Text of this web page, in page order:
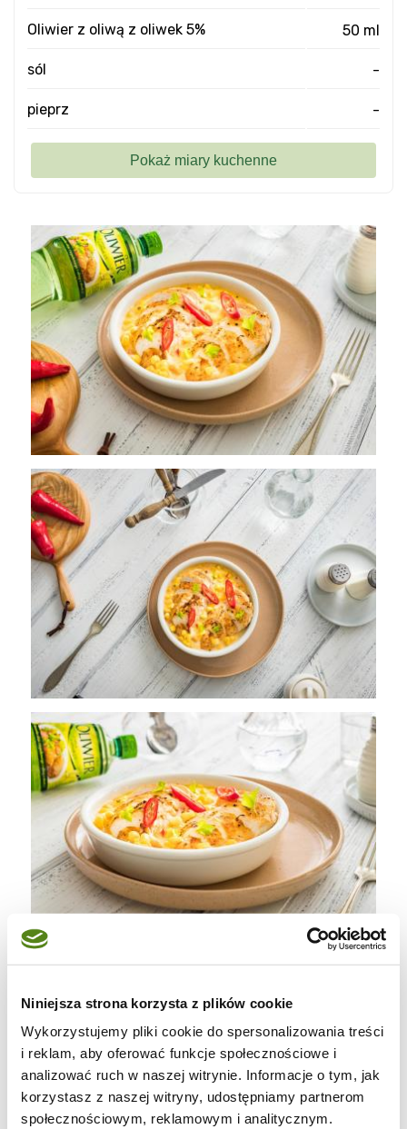
Niniejsza strona korzysta z plików cookie
Wykorzystujemy pliki cookie do spersonalizowania treści
i reklam, aby oferować funkcje społecznościowe i
analizować ruch w naszej witrynie. Informacje o tym, jak
korzystasz z naszej witryny, udostępniamy partnerom
społecznościowym, reklamowym i analitycznym.
Oliwier z oliwą z oliwek 5% 50 ml
sól -
pieprz -